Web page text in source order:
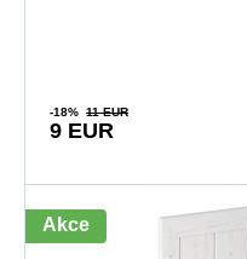
-18% 11 EUR
9 EUR
Akce